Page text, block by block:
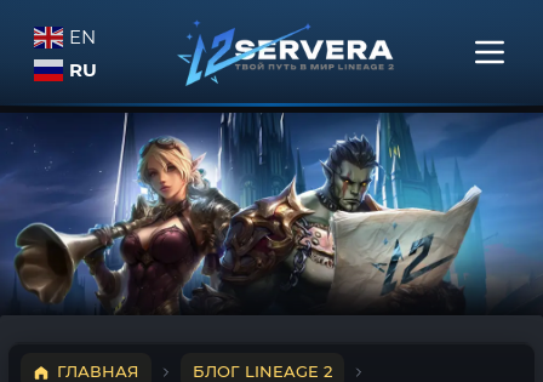
EN
RU
ГЛАВНАЯ
БЛОГ LINEAGE 2